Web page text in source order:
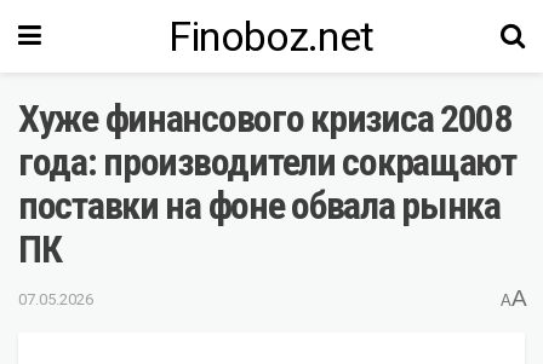
Finoboz.net
Хуже финансового кризиса 2008
года: производители сокращают
поставки на фоне обвала рынка
ПК
07.05.2026 AA